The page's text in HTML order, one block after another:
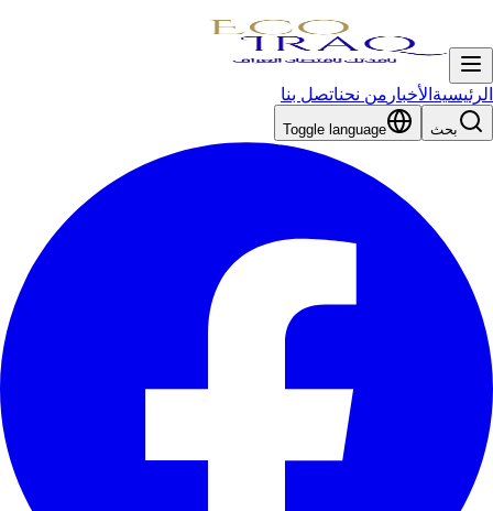
الرئيسية الأخبار من نحناتصل بنا
بحث Toggle language